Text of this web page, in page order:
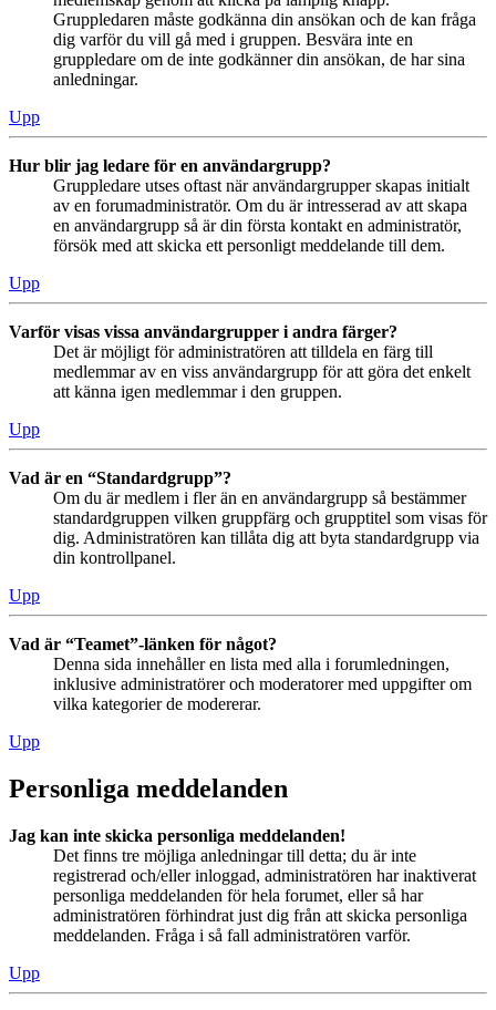
Gruppledaren måste godkänna din ansökan och de kan fråga
dig varför du vill gå med i gruppen. Besvära inte en
gruppledare om de inte godkänner din ansökan, de har sina
anledningar.
Upp
Hur blir jag ledare för en användargrupp?
Gruppledare utses oftast när användargrupper skapas initialt
av en forumadministratör. Om du är intresserad av att skapa
en användargrupp så är din första kontakt en administratör,
försök med att skicka ett personligt meddelande till dem.
Upp
Varför visas vissa användargrupper i andra färger?
Det är möjligt för administratören att tilldela en färg till
medlemmar av en viss användargrupp för att göra det enkelt
att känna igen medlemmar i den gruppen.
Upp
Vad är en “Standardgrupp”?
Om du är medlem i fler än en användargrupp så bestämmer
standardgruppen vilken gruppfärg och grupptitel som visas för
dig. Administratören kan tillåta dig att byta standardgrupp via
din kontrollpanel.
Upp
Vad är “Teamet”-länken för något?
Denna sida innehåller en lista med alla i forumledningen,
inklusive administratörer och moderatorer med uppgifter om
vilka kategorier de modererar.
Upp
Personliga meddelanden
Jag kan inte skicka personliga meddelanden!
Det finns tre möjliga anledningar till detta; du är inte
registrerad och/eller inloggad, administratören har inaktiverat
personliga meddelanden för hela forumet, eller så har
administratören förhindrat just dig från att skicka personliga
meddelanden. Fråga i så fall administratören varför.
Upp